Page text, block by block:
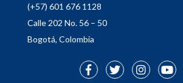
(+57) 601 676 1128
Calle 202 No. 56 – 50
Bogotá, Colombia